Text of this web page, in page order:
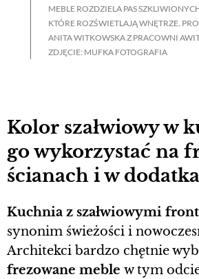
MEBLE ROZDZIELA PAS
KTÓRE ROZŚWIETLAJĄ WNĘTRZE.
ANITA WITKOWSKA Z PRACOWNI
ZDJĘCIE: MUFKA FOTOGRAFIA
Kolor szałwiowy w
go wykorzystać na
ścianach i w
Kuchnia z szałwiowymi
synonim świeżości i
Architekci bardzo chętnie
frezowane meble w tym